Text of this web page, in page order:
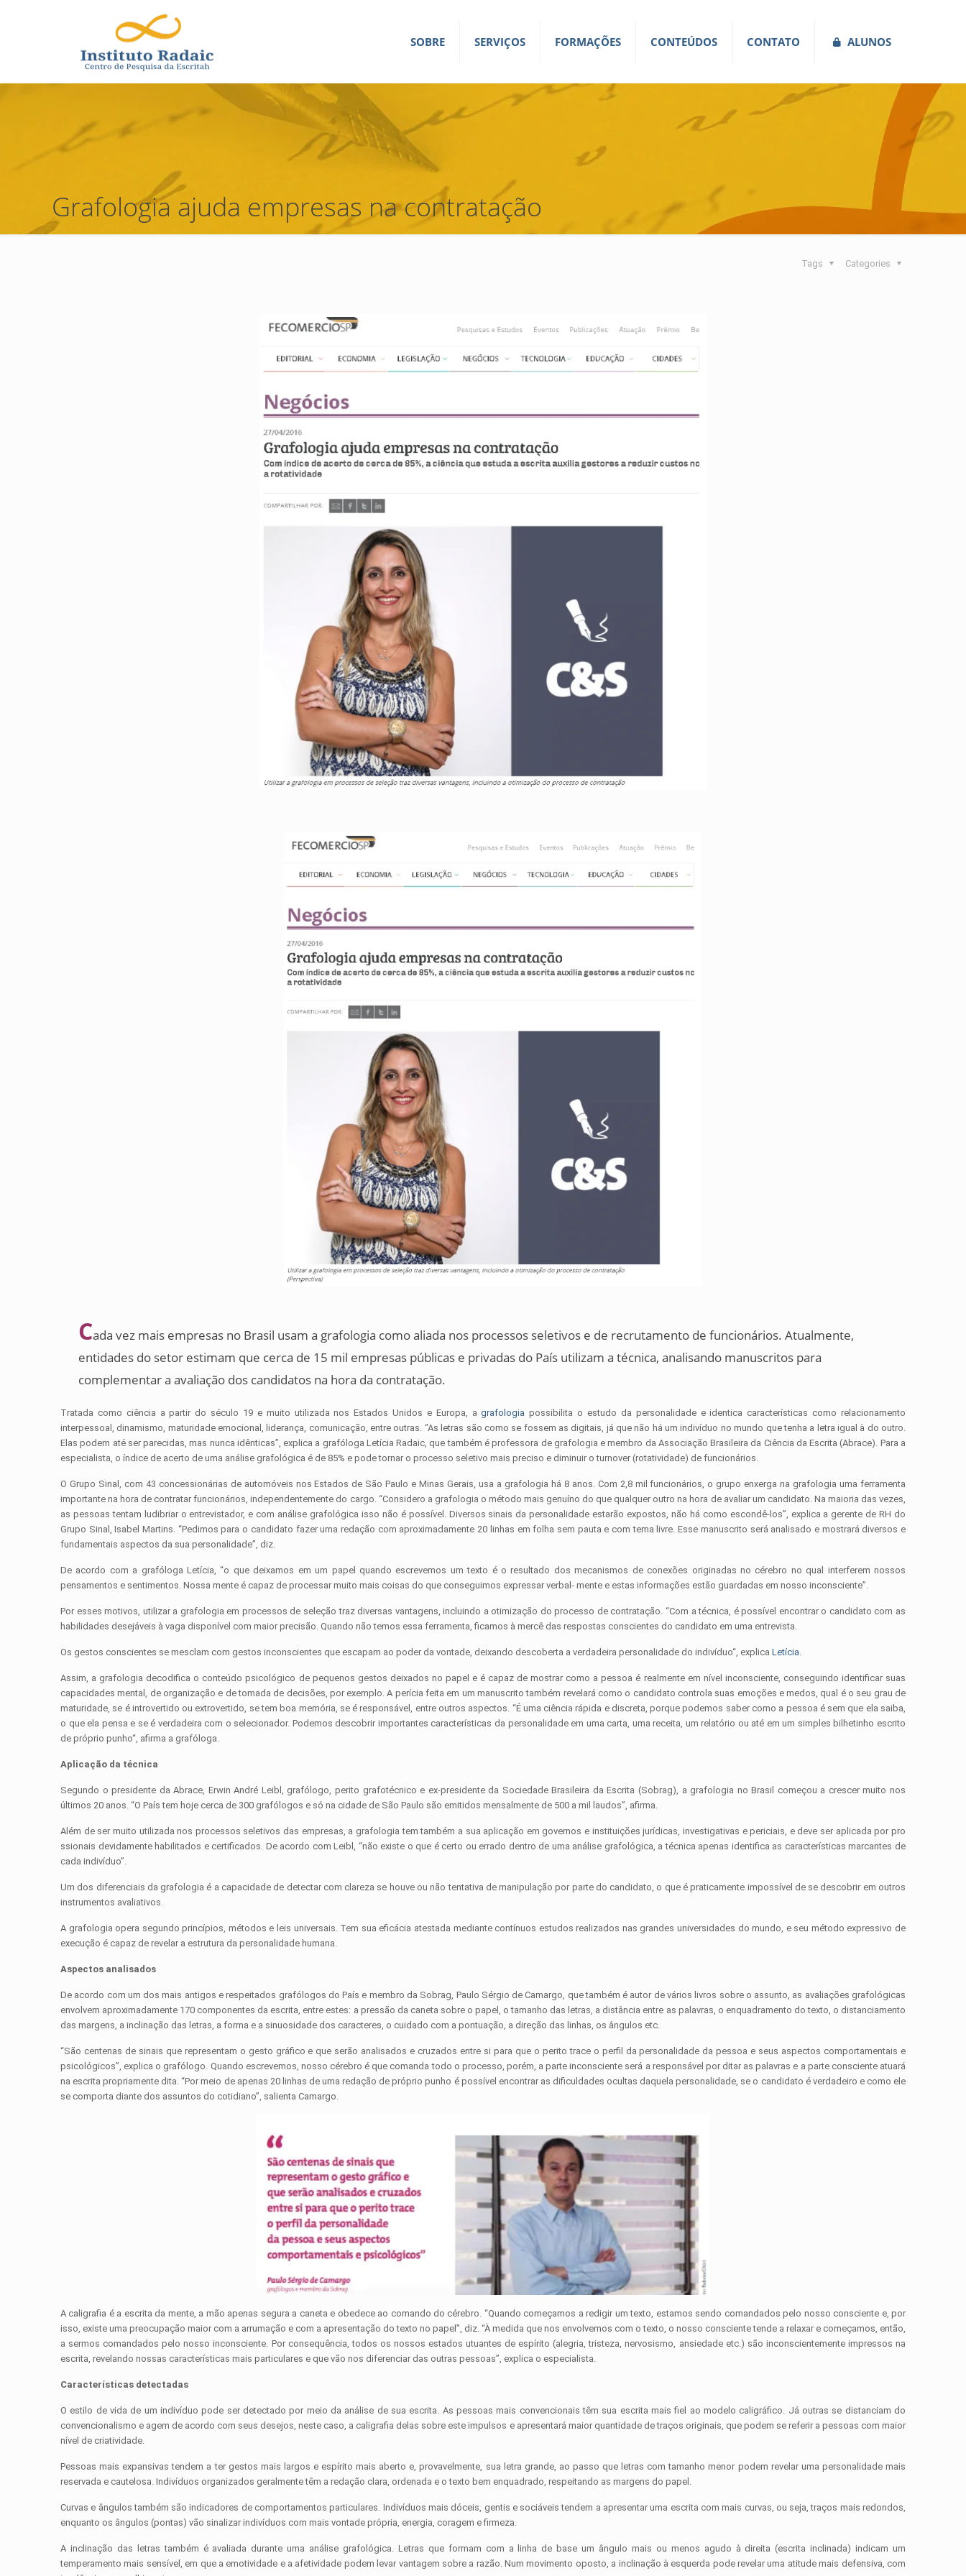
SOBRE SERVIÇOS FORMAÇÕES CONTEÚDOS CONTATO ALUNOS
Grafologia ajuda empresas na contratação
Categories
Tags
Cada vez mais empresas no Brasil usam a grafologia como aliada nos processos seletivos e de recrutamento de funcionários. Atualmente,
entidades do setor estimam que cerca de 15 mil empresas públicas e privadas do País utilizam a técnica, analisando manuscritos para
complementar a avaliação dos candidatos na hora da contratação.
Tratada como ciência a partir do século 19 e muito utilizada nos Estados Unidos e Europa, agrafologia possibilita o estudo da personalidade e identica características como relacionamento
interpessoal, dinamismo, maturidade emocional, liderança, comunicação, entre outras. “As letras são como se fossem as digitais, já que não há um indivíduo no mundo que tenha a letra igual à do outro.
Elas podem até ser parecidas, mas nunca idênticas”, explica a grafóloga Letícia Radaic, que também é professora de grafologia e membro da Associação Brasileira da Ciência da Escrita (Abrace). Para a
especialista, o índice de acerto de uma análise grafológica é de 85% e pode tornar o processo seletivo mais preciso e diminuir o turnover (rotatividade) de funcionários.
O Grupo Sinal, com 43 concessionárias de automóveis nos Estados de São Paulo e Minas Gerais, usa a grafologia há 8 anos. Com 2,8 mil funcionários, o grupo enxerga na grafologia uma ferramenta
importante na hora de contratar funcionários, independentemente do cargo. “Considero a grafologia o método mais genuíno do que qualquer outro na hora de avaliar um candidato. Na maioria das vezes,
as pessoas tentam ludibriar o entrevistador, e com análise grafológica isso não é possível. Diversos sinais da personalidade estarão expostos, não há como escondê-los”, explica a gerente de RH do
Grupo Sinal, Isabel Martins. “Pedimos para o candidato fazer uma redação com aproximadamente 20 linhas em folha sem pauta e com tema livre. Esse manuscrito será analisado e mostrará diversos e
fundamentais aspectos da sua personalidade”, diz.
De acordo com a grafóloga Letícia, “o que deixamos em um papel quando escrevemos um texto é o resultado dos mecanismos de conexões originadas no cérebro no qual interferem nossos
pensamentos e sentimentos. Nossa mente é capaz de processar muito mais coisas do que conseguimos expressar verbal- mente e estas informações estão guardadas em nosso inconsciente”.
Por esses motivos, utilizar a grafologia em processos de seleção traz diversas vantagens, incluindo a otimização do processo de contratação. “Com a técnica, é possível encontrar o candidato com as
habilidades desejáveis à vaga disponível com maior precisão. Quando não temos essa ferramenta, ficamos à mercê das respostas conscientes do candidato em uma entrevista.
Os gestos conscientes se mesclam com gestos inconscientes que escapam ao poder da vontade, deixando descoberta a verdadeira personalidade do indivíduo“, explica Letícia
Assim, a grafologia decodifica o conteúdo psicológico de pequenos gestos deixados no papel e é capaz de mostrar como a pessoa é realmente em nível inconsciente, conseguindo identificar suas
capacidades mental, de organização e de tomada de decisões, por exemplo. A perícia feita em um manuscrito também revelará como o candidato controla suas emoções e medos, qual é o seu grau de
maturidade, se é introvertido ou extrovertido, se tem boa memória, se é responsável, entre outros aspectos. “É uma ciência rápida e discreta, porque podemos saber como a pessoa é sem que ela saiba,
o que ela pensa e se é verdadeira com o selecionador. Podemos descobrir importantes características da personalidade em uma carta, uma receita, um relatório ou até em um simples bilhetinho escrito
de próprio punho“, afirma a grafóloga.
Aplicação da técnica
Segundo o presidente da Abrace, Erwin André Leibl, grafólogo, perito grafotécnico e ex-presidente da Sociedade Brasileira da Escrita (Sobrag), a grafologia no Brasil começou a crescer muito nos
últimos 20 anos. “O País tem hoje cerca de 300 grafólogos e só na cidade de São Paulo são emitidos mensalmente de 500 a mil laudos”, afirma.
Além de ser muito utilizada nos processos seletivos das empresas, a grafologia tem também a sua aplicação em governos e instituições jurídicas, investigativas e periciais, e deve ser aplicada por pro
ssionais devidamente habilitados e certificados. De acordo com Leibl, “não existe o que é certo ou errado dentro de uma análise grafológica, a técnica apenas identifica as características marcantes de
cada indivíduo”.
Um dos diferenciais da grafologia é a capacidade de detectar com clareza se houve ou não tentativa de manipulação por parte do candidato, o que é praticamente impossível de se descobrir em outros
instrumentos avaliativos.
A grafologia opera segundo princípios, métodos e leis universais. Tem sua eficácia atestada mediante contínuos estudos realizados nas grandes universidades do mundo, e seu método expressivo de
execução é capaz de revelar a estrutura da personalidade humana.
Aspectos analisados
De acordo com um dos mais antigos e respeitados grafólogos do País e membro da Sobrag, Paulo Sérgio de Camargo, que também é autor de vários livros sobre o assunto, as avaliações grafológicas
envolvem aproximadamente 170 componentes da escrita, entre estes: a pressão da caneta sobre o papel, o tamanho das letras, a distância entre as palavras, o enquadramento do texto, o distanciamento
das margens, a inclinação das letras, a forma e a sinuosidade dos caracteres, o cuidado com a pontuação, a direção das linhas, os ângulos etc.
“São centenas de sinais que representam o gesto gráfico e que serão analisados e cruzados entre si para que o perito trace o perfil da personalidade da pessoa e seus aspectos comportamentais e
psicológicos”, explica o grafólogo. Quando escrevemos, nosso cérebro é que comanda todo o processo, porém, a parte inconsciente será a responsável por ditar as palavras e a parte consciente atuará
na escrita propriamente dita. “Por meio de apenas 20 linhas de uma redação de próprio punho é possível encontrar as dificuldades ocultas daquela personalidade, se o candidato é verdadeiro e como ele
se comporta diante dos assuntos do cotidiano”, salienta Camargo.
A caligrafia é a escrita da mente, a mão apenas segura a caneta e obedece ao comando do cérebro. “Quando começamos a redigir um texto, estamos sendo comandados pelo nosso consciente e, por
isso, existe uma preocupação maior com a arrumação e com a apresentação do texto no papel”, diz. “À medida que nos envolvemos com o texto, o nosso consciente tende a relaxar e começamos, então,
a sermos comandados pelo nosso inconsciente. Por consequência, todos os nossos estados utuantes de espírito (alegria, tristeza, nervosismo, ansiedade etc.) são inconscientemente impressos na
escrita, revelando nossas características mais particulares e que vão nos diferenciar das outras pessoas”, explica o especialista.
Características detectadas
O estilo de vida de um indivíduo pode ser detectado por meio da análise de sua escrita. As pessoas mais convencionais têm sua escrita mais fiel ao modelo caligráfico. Já outras se distanciam do
convencionalismo e agem de acordo com seus desejos, neste caso, a caligrafia delas sobre este impulsos e apresentará maior quantidade de traços originais, que podem se referir a pessoas com maior
nível de criatividade.
Pessoas mais expansivas tendem a ter gestos mais largos e espírito mais aberto e, provavelmente, sua letra grande, ao passo que letras com tamanho menor podem revelar uma personalidade mais
reservada e cautelosa. Indivíduos organizados geralmente têm a redação clara, ordenada e o texto bem enquadrado, respeitando as margens do papel.
Curvas e ângulos também são indicadores de comportamentos particulares. Indivíduos mais dóceis, gentis e sociáveis tendem a apresentar uma escrita com mais curvas, ou seja, traços mais redondos,
enquanto os ângulos (pontas) vão sinalizar indivíduos com mais vontade própria, energia, coragem e firmeza.
A inclinação das letras também é avaliada durante uma análise grafológica. Letras que formam com a linha de base um ângulo mais ou menos agudo à direita (escrita inclinada) indicam um
temperamento mais sensível, em que a emotividade e a afetividade podem levar vantagem sobre a razão. Num movimento oposto, a inclinação à esquerda pode revelar uma atitude mais defensiva, com